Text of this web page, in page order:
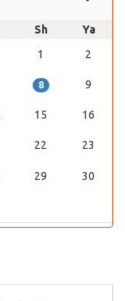
Sh
Ya
1
2
8 9
15 16
22 23
29 30